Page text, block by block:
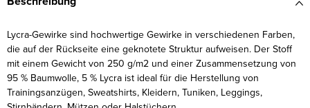
Lycra-Gewirke sind hochwertige Gewirke in verschiedenen Farben,
die auf der Rückseite eine geknotete Struktur aufweisen. Der Stoff
mit einem Gewicht von 250 g/m2 und einer Zusammensetzung von
95 % Baumwolle, 5 % Lycra ist ideal für die Herstellung von
Trainingsanzügen, Sweatshirts, Kleidern, Tuniken, Leggings,